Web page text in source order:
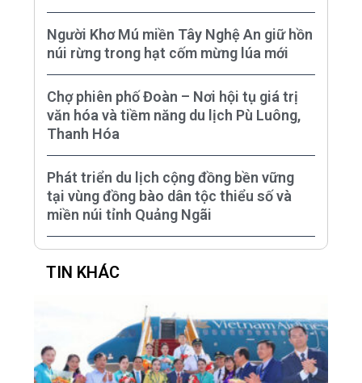
Người Khơ Mú miền Tây Nghệ An giữ hồn
núi rừng trong hạt cốm mừng lúa mới
Chợ phiên phố Đoàn – Nơi hội tụ giá trị
văn hóa và tiềm năng du lịch Pù Luông,
Thanh Hóa
Phát triển du lịch cộng đồng bền vững
tại vùng đồng bào dân tộc thiểu số và
miền núi tỉnh Quảng Ngãi
TIN KHÁC